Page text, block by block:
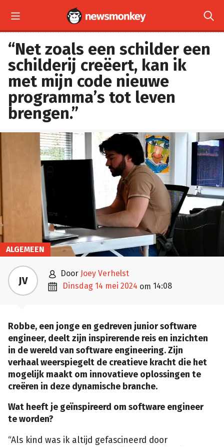
 
“Net zoals een schilder een
schilderij creëert, kan ik
met mijn code nieuwe
programma’s tot leven
brengen.”
ALGEMEEN
JV  door Joey Verhelst
 dinsdag 14 mei 2024 om 14:08
Robbe, een jonge en gedreven junior software
engineer, deelt zijn inspirerende reis en inzichten
in de wereld van software engineering. Zijn
verhaal weerspiegelt de creatieve kracht die het
mogelijk maakt om innovatieve oplossingen te
creëren in deze dynamische branche.
Wat heeft je geïnspireerd om software engineer
te worden?
“Als kind was ik altijd gefascineerd door